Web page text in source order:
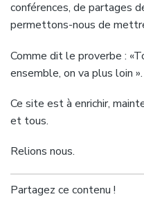
conférences, de partages
permettons-nous de
Comme dit le proverbe :
ensemble, on va plus loin ».
Ce site est à enrichir,
et tous.
Relions nous.
Partagez ce contenu !